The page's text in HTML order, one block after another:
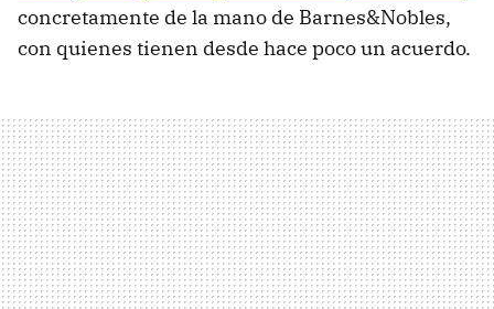
concretamente de la mano de Barnes&Nobles,
con quienes tienen desde hace poco un acuerdo.